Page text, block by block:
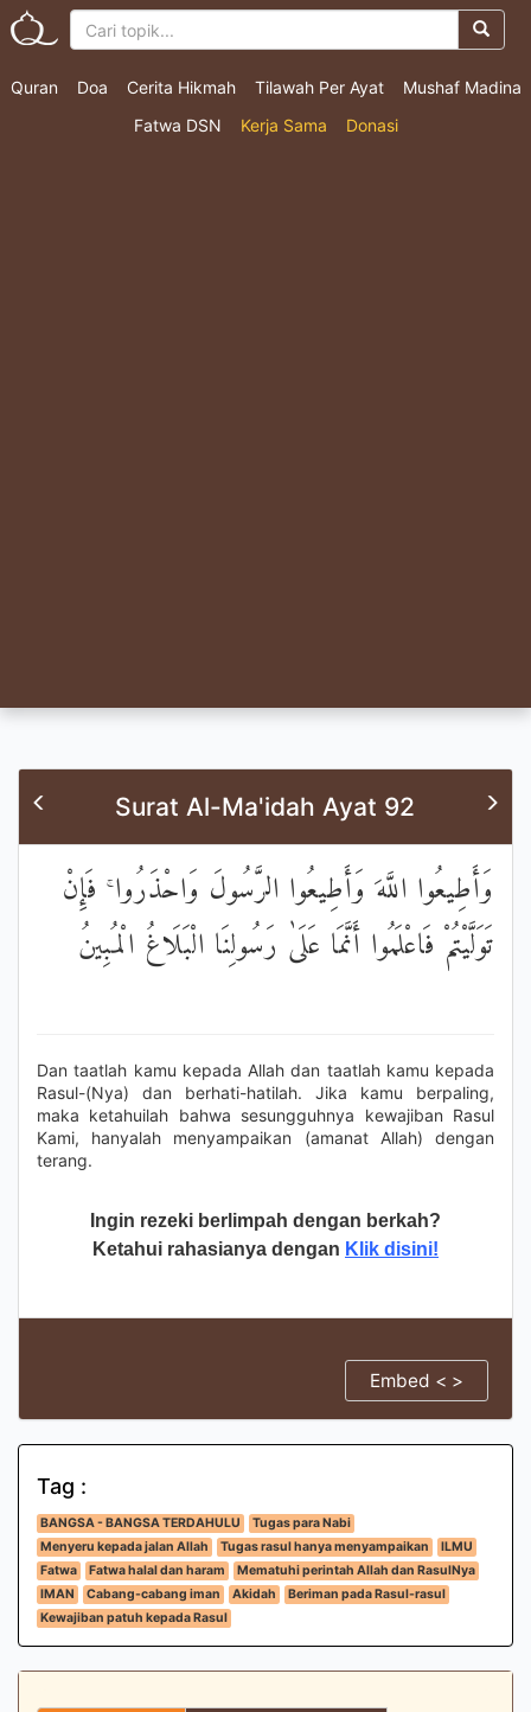
Quran Doa Cerita Hikmah Tilawah Per Ayat
Mushaf Madina
Fatwa DSN
Kerja Sama Donasi
Surat Al-Ma'idah Ayat 92
وَأَطِيعُوا اللَّهَ وَأَطِيعُوا الرَّسُولَ وَاحْذَرُوا ۚ فَإِنْ
تَوَلَّيْتُمْ فَاعْلَمُوا أَنَّمَا عَلَىٰ رَسُولِنَا الْبَلَاغُ الْمُبِينُ
Dan taatlah kamu kepada Allah dan taatlah kamu kepada
Rasul-(Nya) dan berhati-hatilah. Jika kamu berpaling,
maka ketahuilah bahwa sesungguhnya kewajiban Rasul
Kami, hanyalah menyampaikan (amanat Allah) dengan
terang.
Ingin rezeki berlimpah dengan berkah?
Ketahui rahasianya dengan Klik disini!
Embed < >
Tag :
BANGSA - BANGSA TERDAHULU
Tugas para Nabi
Menyeru kepada jalan Allah
Tugas rasul hanya menyampaikan
ILMU
Fatwa
Fatwa halal dan haram
Mematuhi perintah Allah dan RasulNya
IMAN
Cabang-cabang iman Akidah
Beriman pada Rasul-rasul
Kewajiban patuh kepada Rasul